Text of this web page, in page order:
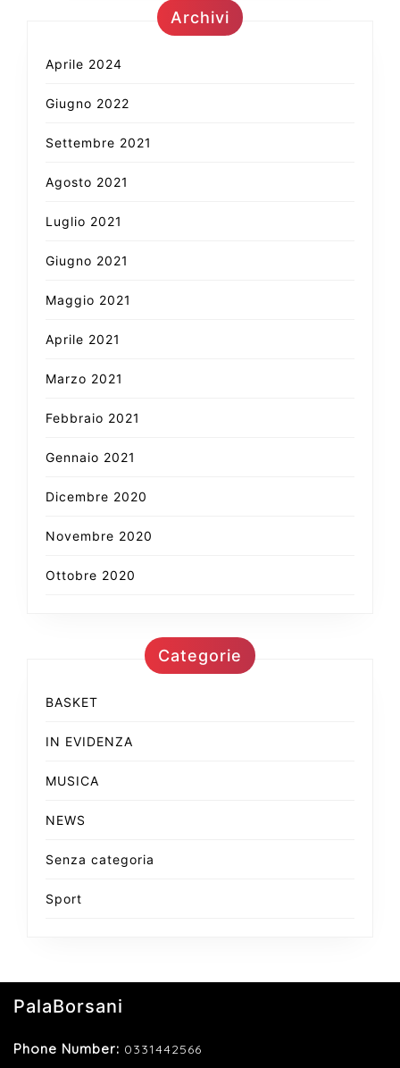
Archivi
Aprile 2024
Giugno 2022
Settembre 2021
Agosto 2021
Luglio 2021
Giugno 2021
Maggio 2021
Aprile 2021
Marzo 2021
Febbraio 2021
Gennaio 2021
Dicembre 2020
Novembre 2020
Ottobre 2020
Categorie
BASKET
IN EVIDENZA
MUSICA
NEWS
Senza categoria
Sport
PalaBorsani
Phone Number: 0331442566